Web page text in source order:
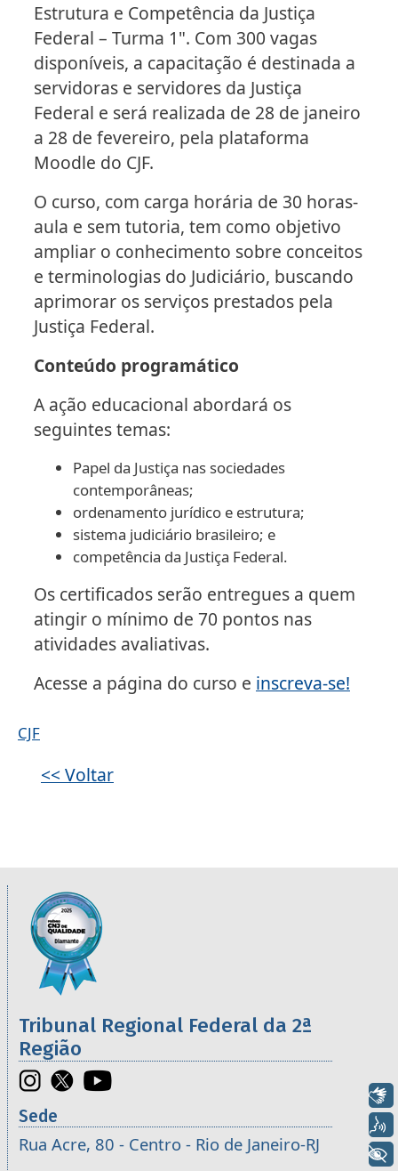
Estrutura e Competência da Justiça
Federal – Turma 1". Com 300 vagas
disponíveis, a capacitação é destinada a
servidoras e servidores da Justiça
Federal e será realizada de 28 de janeiro
a 28 de fevereiro, pela plataforma
Moodle do CJF.
O curso, com carga horária de 30 horas-
aula e sem tutoria, tem como objetivo
ampliar o conhecimento sobre conceitos
e terminologias do Judiciário, buscando
aprimorar os serviços prestados pela
Justiça Federal.
Conteúdo programático
A ação educacional abordará os
seguintes temas:
Papel da Justiça nas sociedades
contemporâneas;
ordenamento jurídico e estrutura;
sistema judiciário brasileiro; e
competência da Justiça Federal.
Os certificados serão entregues a quem
atingir o mínimo de 70 pontos nas
atividades avaliativas.
Acesse a página do curso e inscreva-se!
CJF
<< Voltar
Informações úteis sobre os órgãos da 2ª
Imagem
Tribunal Regional Federal da 2ª
Região
Sede
Rua Acre, 80 - Centro - Rio de Janeiro-RJ
Voz
+ Acessibilidade